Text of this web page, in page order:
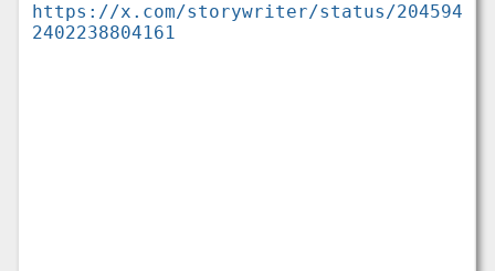
https://x.com/storywriter/status/204594
2402238804161